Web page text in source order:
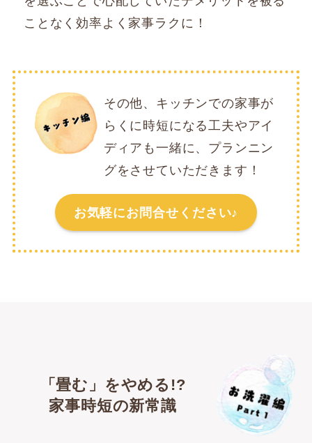
ことなく効率よく家事ラクに！
その他、キッチンでの家事が
らくに時短になる工夫やアイ
ディアも一緒に、プランニン
グをさせていただきます！
お気軽にお問合せください♪
「畳む」をやめる!?
家事時短の新常識